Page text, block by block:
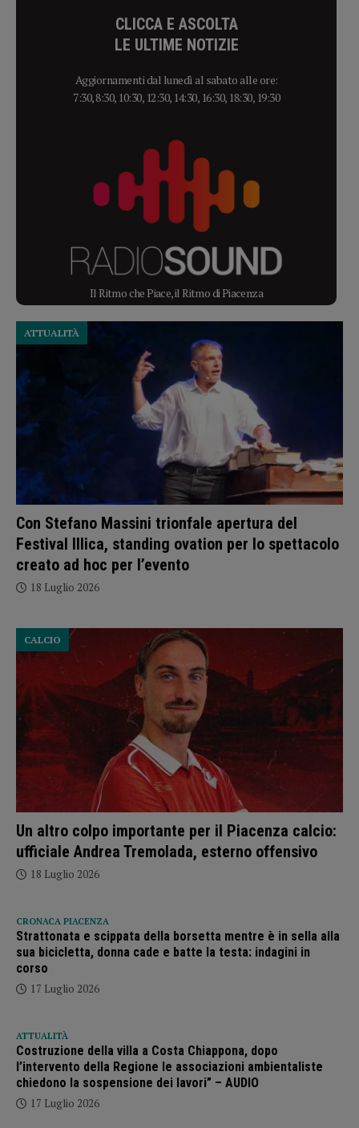
CLICCA E ASCOLTA
LE ULTIME NOTIZIE
Aggiornamenti dal lunedì al sabato alle ore:
7:30, 8:30, 10:30, 12:30, 14:30, 16:30, 18:30, 19:30
Il Ritmo che Piace, il Ritmo di Piacenza
Con Stefano Massini trionfale apertura del
Festival Illica, standing ovation per lo spettacolo
creato ad hoc per l’evento
ATTUALITÀ
18 Luglio 2026
Un altro colpo importante per il Piacenza calcio:
ufficiale Andrea Tremolada, esterno offensivo
CALCIO
18 Luglio 2026
CRONACA PIACENZA
Strattonata e scippata della borsetta mentre è in sella alla
sua bicicletta, donna cade e batte la testa: indagini in
corso
17 Luglio 2026
ATTUALITÀ
Costruzione della villa a Costa Chiappona, dopo
l’intervento della Regione le associazioni ambientaliste
chiedono la sospensione dei lavori” – AUDIO
17 Luglio 2026